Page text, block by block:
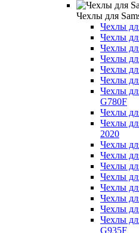
Чехлы для
Чехлы
Чехлы
Чехлы
Чехлы
Чехлы
Чехлы
Чехлы
G780F
Чехлы
Чехлы
2020
Чехлы
Чехлы
Чехлы
Чехлы
Чехлы
Чехлы
Чехлы
Чехлы
G935F